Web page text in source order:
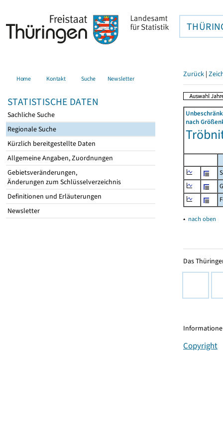
Home Kontakt Suche Newsletter
STATISTISCHE DATEN
Sachliche Suche
Regionale Suche
Kürzlich bereitgestellte Daten
Allgemeine Angaben, Zuordnungen
Gebietsveränderungen,
Änderungen zum Schlüsselverzeichnis
Definitionen und Erläuterungen
Newsletter
Zurück |
nach
▴ nach oben
Das
Copyright